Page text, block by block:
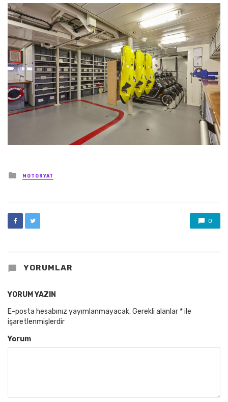
Posted
in
MOTORYAT
0
YORUMLAR
YORUM YAZIN
E-posta hesabınız yayımlanmayacak. Gerekli alanlar *ile
işaretlenmişlerdir
Yorum